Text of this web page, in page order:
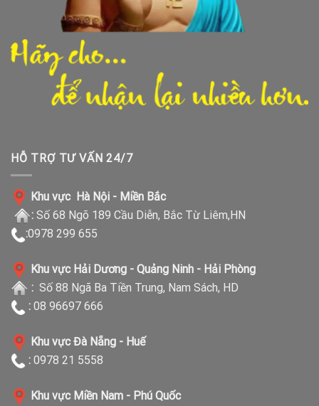
HỖ TRỢ TƯ VẤN 24/7
Khu vực Hà Nội - Miền Bắc
: Số 68 Ngõ 189 Cầu Diễn, Bắc Từ Liêm,HN
:0978 299 655
Khu vực Hải Dương - Quảng Ninh - Hải Phòng
: Số 88 Ngã Ba Tiền Trung, Nam Sách, HD
: 08 96697 666
Khu vực Đà Nẵng - Huế
: 0978 21 5558
Khu vực Miền Nam - Phú Quốc